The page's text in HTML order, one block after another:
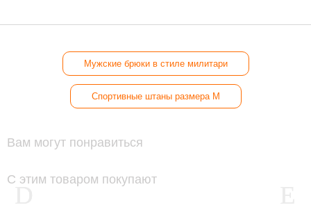
Мужские брюки в стиле милитари
Спортивные штаны размера М
Вам могут понравиться
С этим товаром покупают